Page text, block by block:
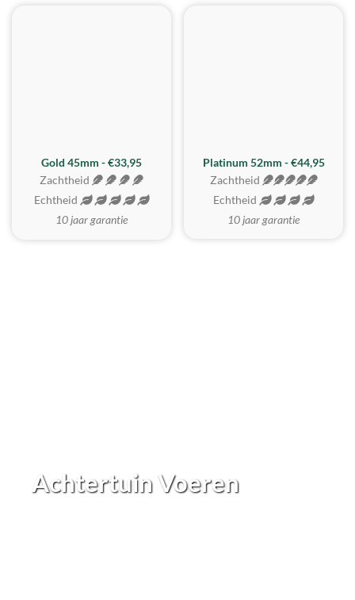
REALISTISCH
Gold 45mm - €33,95
Zachtheid
Echtheid
10 jaar garantie
ZACHTSTE
Platinum 52mm - €44,95
Zachtheid
Echtheid
10 jaar garantie
Achtertuin Voeren